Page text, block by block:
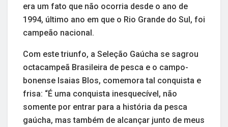
era um fato que não ocorria desde o ano de
1994, último ano em que o Rio Grande do Sul, foi
campeão nacional.
Com este triunfo, a Seleção Gaúcha se sagrou
octacampeã Brasileira de pesca e o campo-
bonense Isaias Blos, comemora tal conquista e
frisa: “É uma conquista inesquecível, não
somente por entrar para a história da pesca
gaúcha, mas também de alcançar junto de meus